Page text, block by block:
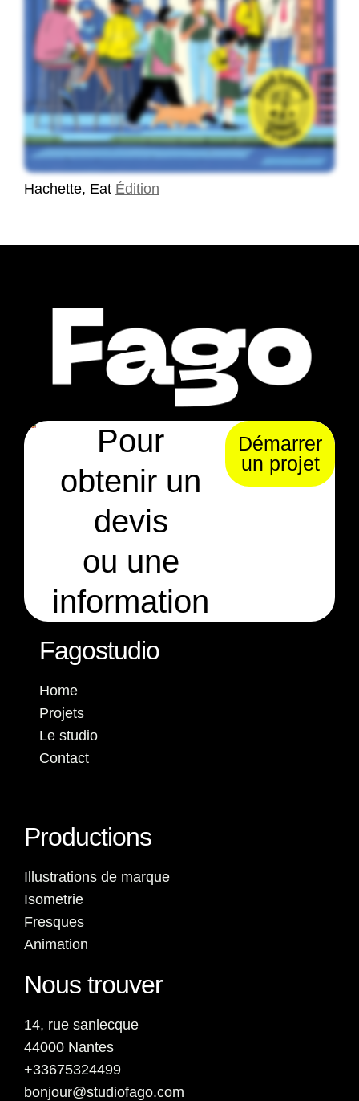
Hachette, Eat Édition
Pour
obtenir un
devis
ou une
information
Démarrer
un projet
Fagostudio
Home
Projets
Le studio
Contact
Productions
Illustrations de marque
Isometrie
Fresques
Animation
Nous trouver
14, rue sanlecque
44000 Nantes
+33675324499
bonjour@studiofago.com